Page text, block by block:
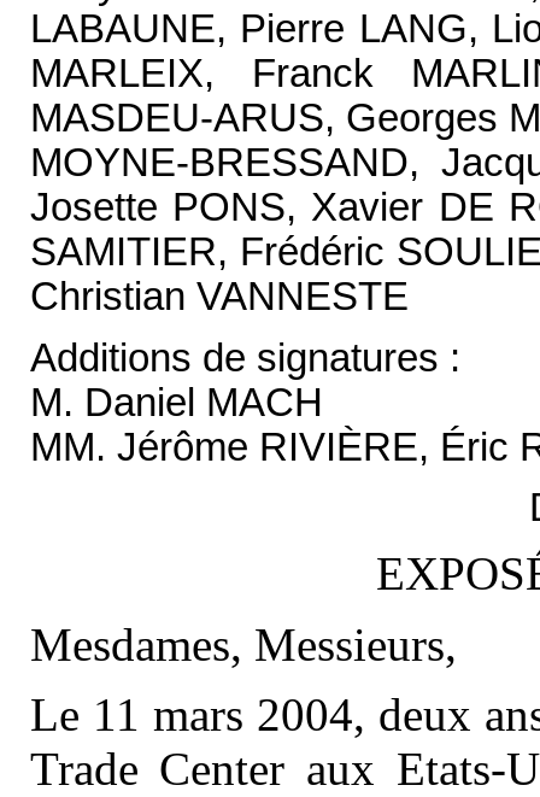
LABAUNE, Pierre LANG,
MARLEIX, Franck
MASDEU-ARUS, Georges
MOYNE-BRESSAND,
Josette PONS, Xavier DE
SAMITIER, Frédéric
Christian VANNESTE
Additions de signatures :
M. Daniel MACH
MM. Jérôme RIVIÈRE, Éric
Mesdames, Messieurs,
Le 11 mars 2004, deux
Trade Center aux Etats-